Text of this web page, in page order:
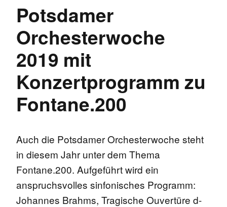
Potsdamer
Orchesterwoche
2019 mit
Konzertprogramm zu
Fontane.200
Auch die Potsdamer Orchesterwoche steht
in diesem Jahr unter dem Thema
Fontane.200. Aufgeführt wird ein
anspruchsvolles sinfonisches Programm:
Johannes Brahms, Tragische Ouvertüre d-